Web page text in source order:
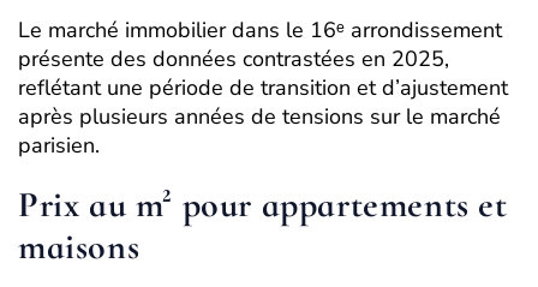
Le marché immobilier dans le 16ᵉ arrondissement
présente des données contrastées en 2025,
reflétant une période de transition et d’ajustement
après plusieurs années de tensions sur le marché
parisien.
Prix au m² pour appartements et
maisons